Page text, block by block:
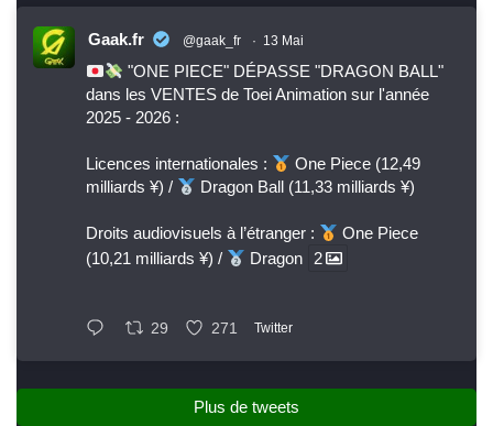
Gaak.fr @gaak_fr · 13 Mai
"ONE PIECE" DÉPASSE "DRAGON BALL"
dans les VENTES de Toei Animation sur l'année
2025 - 2026 :
Licences internationales :
One Piece (12,49
milliards ¥) /
Dragon Ball (11,33 milliards ¥)
Droits audiovisuels à l’étranger :
One Piece
(10,21 milliards ¥) /
Dragon 2
29 271 Twitter
Plus de tweets